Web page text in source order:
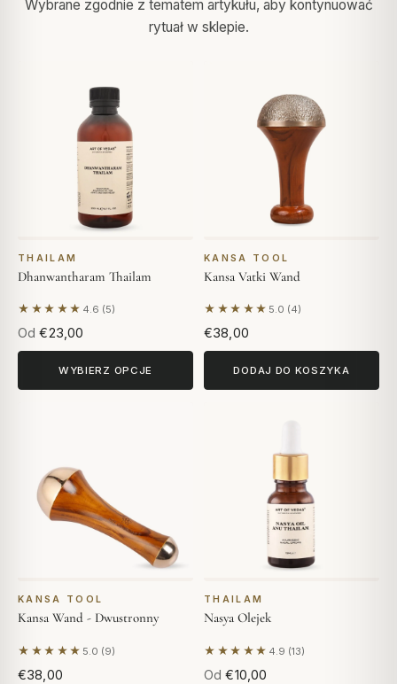
Wybrane zgodnie z tematem artykułu, aby kontynuować
rytuał w sklepie.
THAILAM
Dhanwantharam Thailam
★★★★★ 4.6 (5)
Na podstawie 5 opinii
Od €23,00
WYBIERZ OPCJE
KANSA TOOL
Kansa Vatki Wand
★★★★★ 5.0 (4)
Na podstawie 4 opinii
€38,00
DODAJ DO KOSZYKA
KANSA TOOL
Kansa Wand - Dwustronny
★★★★★ 5.0 (9)
Na podstawie 9 opinii
€38,00
THAILAM
Nasya Olejek
★★★★★ 4.9 (13)
Na podstawie 13 opinii
Od €10,00